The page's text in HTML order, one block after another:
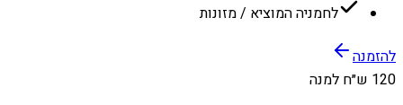
לחמניה המוציא / מזונות
להזמנה
120 ש״ח למנה